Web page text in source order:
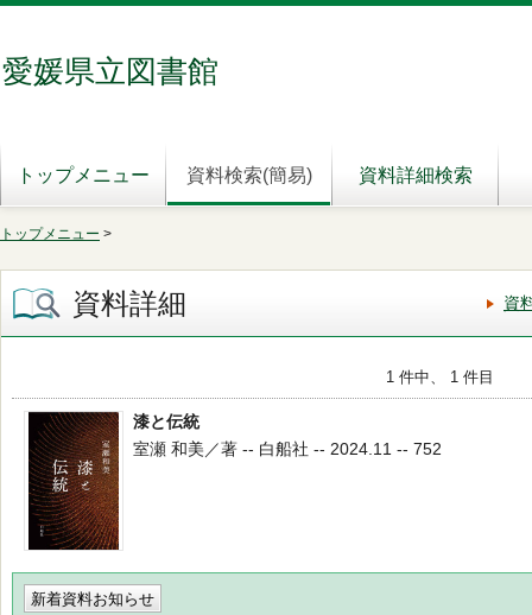
愛媛県立図書館
トップメニュー 資料検索(簡易) 資料詳細検索
トップメニュー >
資料詳細 資
1 件中、 1 件目
漆と伝統
室瀬 和美／著 -- 白船社 -- 2024.11 -- 752
新着資料お知らせ